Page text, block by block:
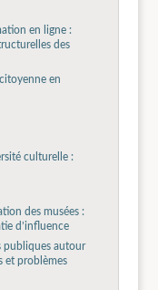
en ligne :
des
en
culturelle :
des musées :
d’influence
publiques autour
et problèmes